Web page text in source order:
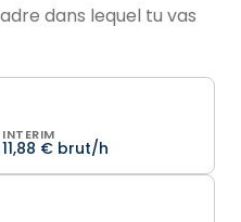
dans lequel tu vas
INTERIM
11,88 € brut/h